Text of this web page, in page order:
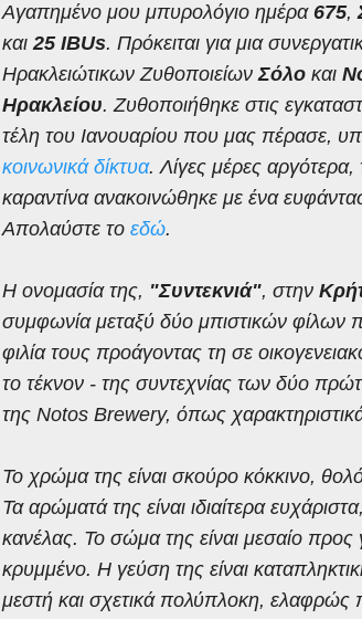
Αγαπημένο μου μπυρολόγιο ημέρα 675,
και25 IBUs. Πρόκειται για μια
Ηρακλειώτικων ΖυθοποιείωνΣόλοκαι
Ηρακλείου. Ζυθοποιήθηκε στις
τέλη του Ιανουαρίου που μας πέρασε,
κοινωνικά δίκτυα. Λίγες μέρες
καραντίνα ανακοινώθηκε με ένα
Απολαύστε το εδώ.
Η ονομασία της, "Συντεκνιά", στην
συμφωνία μεταξύ δύο μπιστικών φίλων
φιλία τους προάγοντας τη σε
το τέκνον - της συντεχνίας των δύο
της Notos Brewery, όπως χαρακτηριστικά
Το χρώμα της είναι σκούρο κόκκινο,
Τα αρώματά της είναι ιδιαίτερα
κανέλας. Το σώμα της είναι μεσαίο
κρυμμένο. Η γεύση της είναι
μεστή και σχετικά πολύπλοκη, ελαφρώς